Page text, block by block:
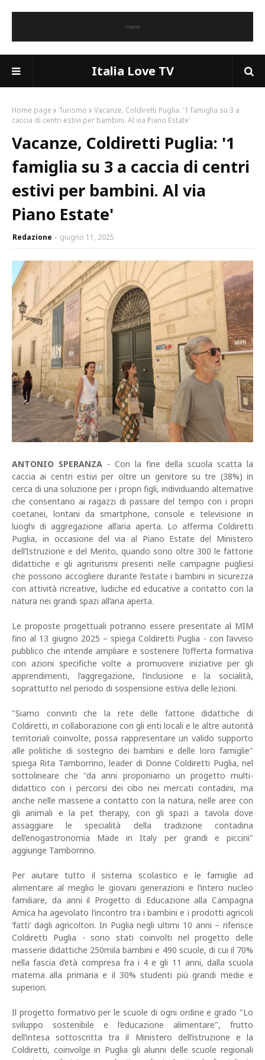
Italia Love TV
Home page Turismo
Vacanze, Coldiretti Puglia: '1 famiglia su 3 a
caccia di centri estivi per bambini. Al via Piano Estate'
Vacanze, Coldiretti Puglia: '1
famiglia su 3 a caccia di centri
estivi per bambini. Al via
Piano Estate'
Redazione giugno 11, 2025
ANTONIO SPERANZA - Con la fine della scuola scatta la
caccia ai centri estivi per oltre un genitore su tre (38%) in
cerca di una soluzione per i propri figli, individuando alternative
che consentano ai ragazzi di passare del tempo con i propri
coetanei, lontani da smartphone, console e televisione in
luoghi di aggregazione all’aria aperta. Lo afferma Coldiretti
Puglia, in occasione del via al Piano Estate del Ministero
dell’Istruzione e del Merito, quando sono oltre 300 le fattorie
didattiche e gli agriturismi presenti nelle campagne pugliesi
che possono accogliere durante l’estate i bambini in sicurezza
con attività ricreative, ludiche ed educative a contatto con la
natura nei grandi spazi all’aria aperta.
Le proposte progettuali potranno essere presentate al MIM
fino al 13 giugno 2025 – spiega Coldiretti Puglia - con l’avviso
pubblico che intende ampliare e sostenere l’offerta formativa
con azioni specifiche volte a promuovere iniziative per gli
apprendimenti, l’aggregazione, l’inclusione e la socialità,
soprattutto nel periodo di sospensione estiva delle lezioni.
"Siamo convinti che la rete delle fattorie didattiche di
Coldiretti, in collaborazione con gli enti locali e le altre autorità
territoriali coinvolte, possa rappresentare un valido supporto
alle politiche di sostegno dei bambini e delle loro famiglie"
spiega Rita Tamborrino, leader di Donne Coldiretti Puglia, nel
sottolineare che "da anni proponiamo un progetto multi-
didattico con i percorsi dei cibo nei mercati contadini, ma
anche nelle masserie a contatto con la natura, nelle aree con
gli animali e la pet therapy, con gli spazi a tavola dove
assaggiare le specialità della tradizione contadina
dell’enogastronomia Made in Italy per grandi e piccini"
aggiunge Tamborrino.
Per aiutare tutto il sistema scolastico e le famiglie ad
alimentare al meglio le giovani generazioni e l’intero nucleo
familiare, da anni il Progetto di Educazione alla Campagna
Amica ha agevolato l’incontro tra i bambini e i prodotti agricoli
‘fatti’ dagli agricoltori. In Puglia negli ultimi 10 anni – riferisce
Coldiretti Puglia - sono stati coinvolti nel progetto delle
masserie didattiche 250mila bambini e 490 scuole, di cui il 70%
nella fascia d’età compresa fra i 4 e gli 11 anni, dalla scuola
materna alla primaria e il 30% studenti più grandi medie e
superiori.
Il progetto formativo per le scuole di ogni ordine e grado "Lo
sviluppo sostenibile e l’educazione alimentare", frutto
dell’intesa sottoscritta tra il Ministero dell’istruzione e la
Coldiretti, coinvolge in Puglia gli alunni delle scuole regionali